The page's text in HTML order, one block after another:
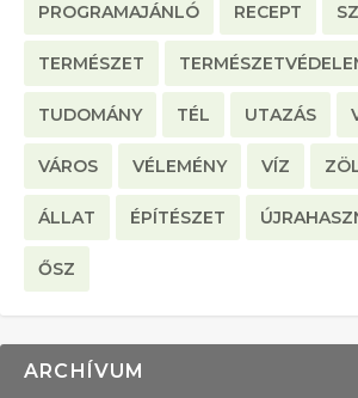
PROGRAMAJÁNLÓ RECEPT
TERMÉSZET
TUDOMÁNY TÉL UTAZÁS
VÁROS VÉLEMÉNY VÍZ
ÁLLAT ÉPÍTÉSZET
ŐSZ
ARCHÍVUM